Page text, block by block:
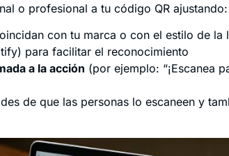
o profesional a tu código QR ajustando:
con tu marca o con el estilo de la
para facilitar el reconocimiento
a la acción (por ejemplo: “¡Escanea
de que las personas lo escaneen y